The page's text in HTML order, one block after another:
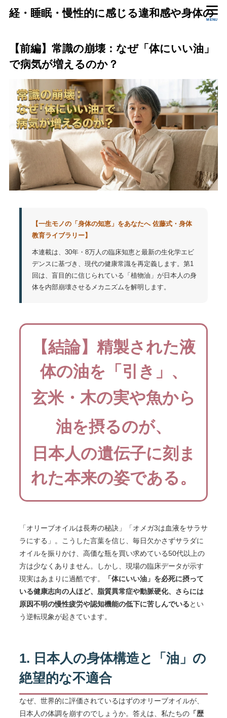
経・睡眠・慢性的に感じる違和感や身体の
MENU
【前編】常識の崩壊：なぜ「体にいい油」
で病気が増えるのか？
【一生モノの「身体の知恵」をあなたへ 佐藤式・身体
教育ライブラリー】
本連載は、30年・8万人の臨床知恵と最新の生化学エビ
デンスに基づき、現代の健康常識を再定義します。第1
回は、盲目的に信じられている「植物油」が日本人の身
体を内部崩壊させるメカニズムを解明します。
【結論】精製された液
体の油を「引き」、
玄米・木の実や魚から
油を摂るのが、
日本人の遺伝子に刻ま
れた本来の姿である。
「オリーブオイルは長寿の秘訣」「オメガ3は血液をサラサ
ラにする」。こうした言葉を信じ、毎日欠かさずサラダに
オイルを振りかけ、高価な瓶を買い求めている50代以上の
方は少なくありません。しかし、現場の臨床データが示す
現実はあまりに過酷です。
「体にいい油」を必死に摂って
いる健康志向の人ほど、脂質異常症や動脈硬化、さらには
原因不明の慢性疲労や認知機能の低下に苦しんでいるとい
う逆転現象が起きています。
1. 日本人の身体構造と「油」の
絶望的な不適合
なぜ、世界的に評価されているはずのオリーブオイルが、
日本人の体調を崩すのでしょうか。答えは、私たちの「歴